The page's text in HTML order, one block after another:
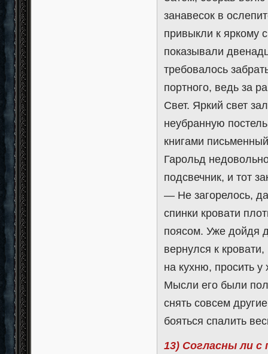
занавесок в
привыкли к яркому
показывали
требовалось
портного, ведь за
Свет. Яркий свет
неубранную
книгами
Гарольд
подсвечник, и тот
— Не загорелось,
спинки кровати
поясом. Уже дойдя
вернулся к
на кухню, просить
Мысли его были
снять совсем
бояться спалить
13) Согласны ли с